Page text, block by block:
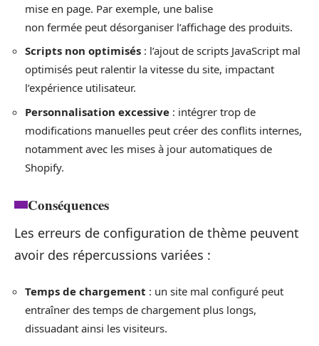
mise en page. Par exemple, une balise
non fermée peut désorganiser l’affichage des produits.
Scripts non optimisés : l’ajout de scripts JavaScript mal
optimisés peut ralentir la vitesse du site, impactant
l’expérience utilisateur.
Personnalisation excessive : intégrer trop de
modifications manuelles peut créer des conflits internes,
notamment avec les mises à jour automatiques de
Shopify.
Conséquences
Les erreurs de configuration de thème peuvent
avoir des répercussions variées :
Temps de chargement : un site mal configuré peut
entraîner des temps de chargement plus longs,
dissuadant ainsi les visiteurs.